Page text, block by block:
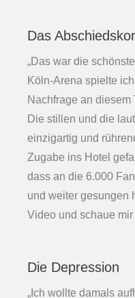
Das
„Das war die
Köln-Arena spielte
Nachfrage an
Die stillen und die
einzigartig und
Zugabe ins Hotel
dass an die 6.000
und weiter gesungen
Video und schaue
Die Depression
„Ich wollte damals